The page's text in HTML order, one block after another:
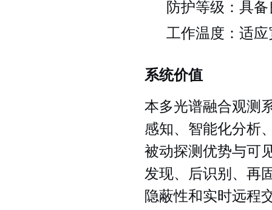
防护等级：具
工作温度：适
系统价值
本多光谱融合观测
感知、智能化分析
被动探测优势与可
发现、后识别、再
隐蔽性和实时远程